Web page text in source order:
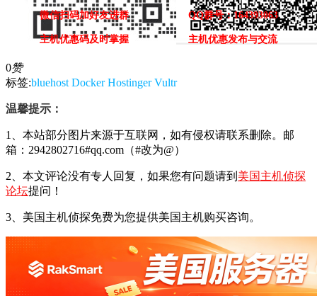
微信扫码加好友进群
主机优惠码及时掌握
QQ群号：164393063
主机优惠发布与交流
0赞
标签:bluehost Docker Hostinger Vultr
温馨提示：
1、本站部分图片来源于互联网，如有侵权请联系删除。邮
箱：2942802716#qq.com（#改为@）
2、本文评论没有专人回复，如果您有问题请到 美国主机侦探
论坛提问！
3、美国主机侦探免费为您提供美国主机购买咨询。